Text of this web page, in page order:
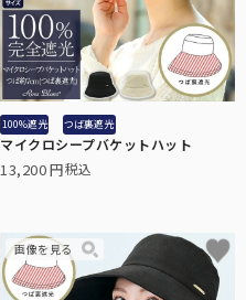
100%遮光 つば裏遮光
マイクロシープバケットハット
13,200 税込